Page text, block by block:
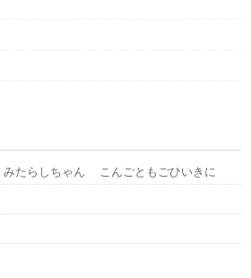
たらしちゃん こんごともごひいきに